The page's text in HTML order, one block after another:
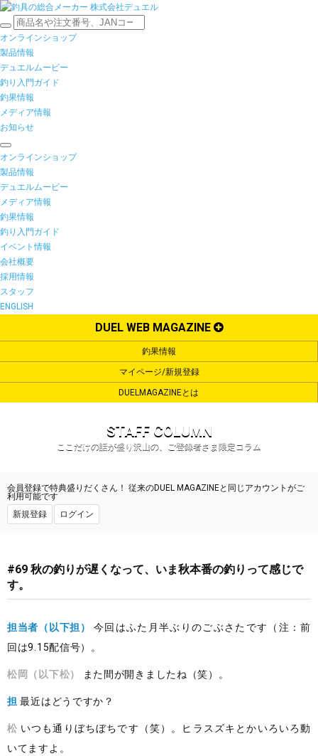
オンラインショップ
製品情報
デュエルムービー
釣り入門ガイド
釣果情報
メディア情報
お知らせ
オンラインショップ
製品情報
デュエルムービー
メディア情報
釣果情報
釣り入門ガイド
イベント情報
会社概要
採用情報
スタッフ
ENGLISH
DUEL WEB MAGAZINE
釣果情報
マイページ/新規登録
DUELMAGAZINEとは
STAFF COLUMN
ここだけの話が盛り沢山の、ご登録者さま限定コラム
会員登録で特典盛りだくさん！ 従来のDUEL MAGAZINEと同じアカウントがご
利用可能です
新規登録
ログイン
#69 秋の釣りが遅くなって、いま秋本番の釣りって感じで
す。
担当者（以下担）
今回はふた月半ぶりのごぶさたです（注：前
回は9.15配信号）。
松岡（以下松） また間が開きましたね（笑）。
担 最近はどうですか？
松 いつも通りぼちぼちです（笑）。ヒラスズキとかいろいろ動
いてますよ。